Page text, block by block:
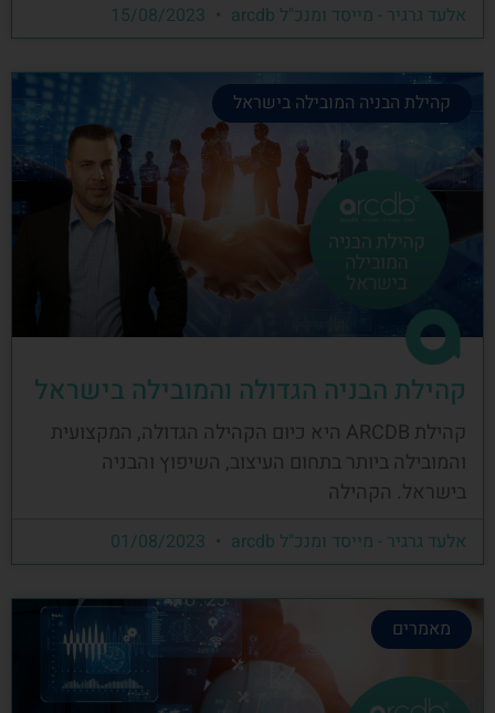
אלעד גרגיר - מייסד ומנכ"ל arcdb
קהילת הבניה המובילה בישראל
קהילת הבניה הגדולה והמובילה בישראל
קהילת ARCDB היא כיום הקהילה הגדולה, המקצועית
והמובילה ביותר בתחום העיצוב, השיפוץ והבניה
בישראל. הקהילה
אלעד גרגיר - מייסד ומנכ"ל arcdb
מאמרים